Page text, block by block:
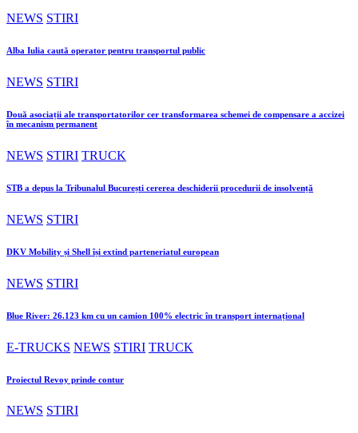
NEWS STIRI
Alba Iulia caută operator pentru transportul public
NEWS STIRI
Două asociații ale transportatorilor cer transformarea schemei de compensare a accizei
în mecanism permanent
NEWS STIRI TRUCK
STB a depus la Tribunalul București cererea deschiderii procedurii de insolvență
NEWS STIRI
DKV Mobility și Shell își extind parteneriatul european
NEWS STIRI
Blue River: 26.123 km cu un camion 100% electric în transport internațional
E-TRUCKS NEWS STIRI TRUCK
Proiectul Revoy prinde contur
NEWS STIRI